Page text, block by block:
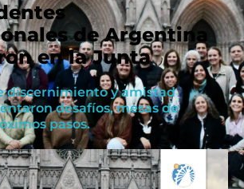
de Argentina
en la Junta
discernimiento y amistad
desafíos, mesas de
pasos.